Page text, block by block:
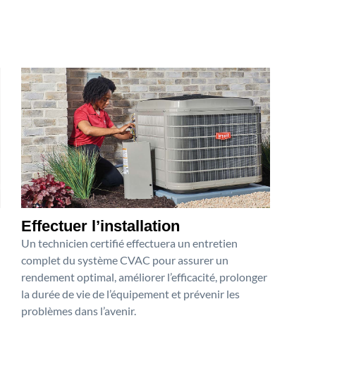
Effectuer l’installation
Un technicien certifié effectuera un entretien
complet du système CVAC pour assurer un
rendement optimal, améliorer l’efficacité, prolonger
la durée de vie de l’équipement et prévenir les
problèmes dans l’avenir.